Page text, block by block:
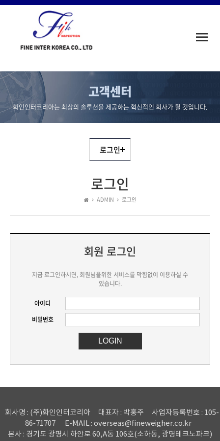
Toggle
고객센터
화인인터코리아는 최상의 솔루션을 제공하는 혁신적인 회사가 될 것입니다.
로그인
로그인
ADMIN 로그인
회원 로그인
지금 로그인하시면, 회원님을위한 서비스를 막힘없이 이용하실 수
있습니다.
아이디
비밀번호
회사명 : (주)화인인터코리아 대표자 : 박홍주
사업자등록번호 : 105-
86-71707
E-MAIL : overseas@fineweigher.co.kr
본사 : 경기도 광명시 하안로 60,A동 106호(소하동, 광명테크노파크)